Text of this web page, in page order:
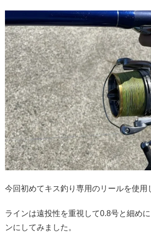
今回初めてキス釣り専用のリールを使用
ラインは遠投性を重視して0.8号と細め
ンにしてみました。